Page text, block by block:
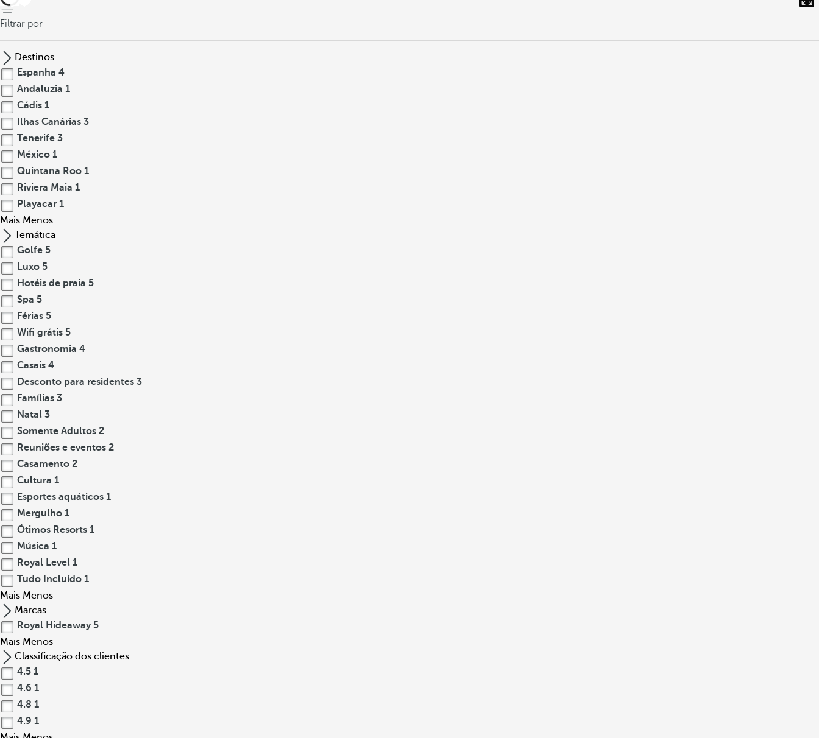
Filtrar por
Destinos
Espanha 4
Andaluzia 1
Cádis 1
Ilhas Canárias 3
Tenerife 3
México 1
Quintana Roo 1
Riviera Maia 1
Playacar 1
Mais Menos
Temática
Golfe 5
Luxo 5
Hotéis de praia 5
Spa 5
Férias 5
Wifi grátis 5
Gastronomia 4
Casais 4
Desconto para residentes 3
Famílias 3
Natal 3
Somente Adultos 2
Reuniões e eventos 2
Casamento 2
Cultura 1
Esportes aquáticos 1
Mergulho 1
Ótimos Resorts 1
Música 1
Royal Level 1
Tudo Incluído 1
Mais Menos
Marcas
Royal Hideaway 5
Mais Menos
Classificação dos clientes
4.5 1
4.6 1
4.8 1
4.9 1